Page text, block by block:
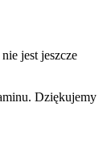
jest jeszcze
Dziękujemy